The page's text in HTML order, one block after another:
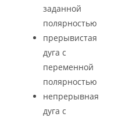
заданной
полярностью
прерывистая
дуга с
переменной
полярностью
непрерывная
дуга с